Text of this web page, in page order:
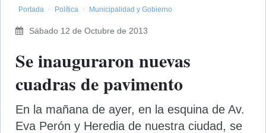
Portada Política Municipalidad y Gobierno
Sábado 12 de Octubre de 2013
Se inauguraron nuevas
cuadras de pavimento
En la mañana de ayer, en la esquina de Av.
Eva Perón y Heredia de nuestra ciudad, se